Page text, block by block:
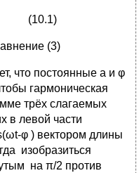
(3)
что постоянные а и φ
гармоническая
трёх слагаемых
в левой части
φ ) вектором длины
изобразиться
на π/2 против